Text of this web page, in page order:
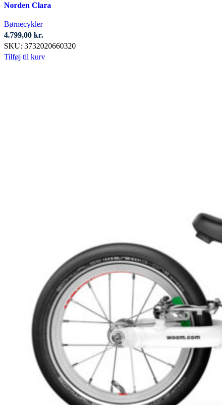
Norden Clara
Børnecykler
4.799,00 kr.
SKU: 3732020660320
Tilføj til kurv